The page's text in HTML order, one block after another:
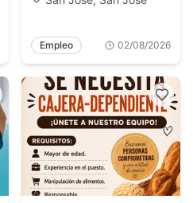
Empleo 02/08/2026